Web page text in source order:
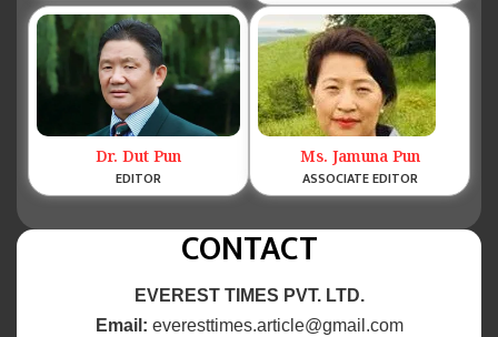
Dr. Dut Pun
EDITOR
Ms. Jamuna Pun
ASSOCIATE EDITOR
CONTACT
EVEREST TIMES PVT. LTD.
Email: everesttimes.article@gmail.com